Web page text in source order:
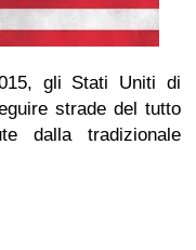
gli Stati Uniti di
strade del tutto
dalla tradizionale